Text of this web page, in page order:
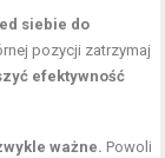
siebie do
pozycji zatrzymaj
efektywność
ważne. Powoli